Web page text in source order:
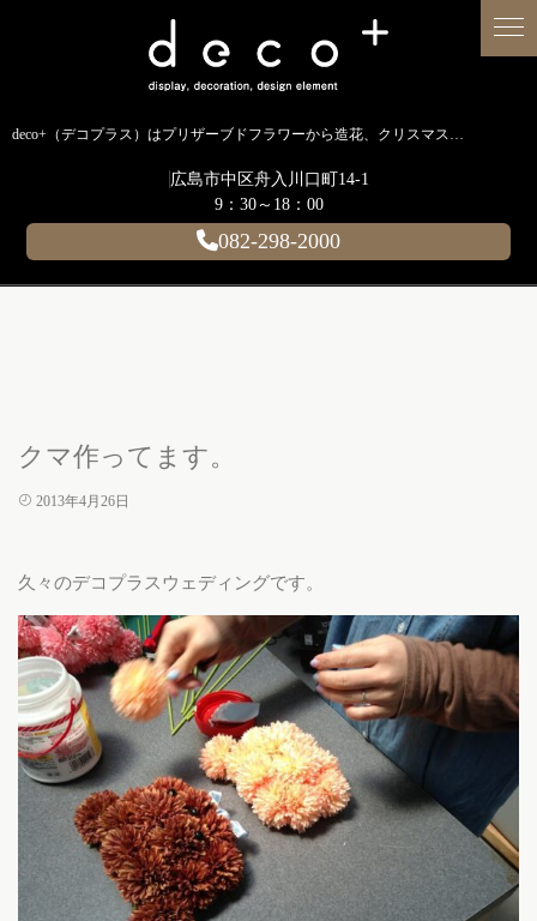
deco+（デコプラス）はプリザーブドフラワーから造花、クリスマス装飾、イルミネーションに至るまで扱う広島のディスプレイ専門ショップです。
広島市中区舟入川口町14-1
9：30～18：00
082-298-2000
クマ作ってます。
2013年4月26日
久々のデコプラスウェディングです。